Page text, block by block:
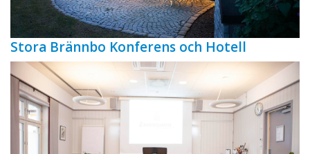
Stora Brännbo Konferens och Hotell